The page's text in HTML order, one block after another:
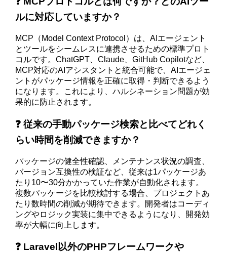
ルに対応していますか？
MCP（Model Context Protocol）は、AIエージェント
とツールをシームレスに連携させるための標準プロト
コルです。ChatGPT、Claude、GitHub Copilotなど、
MCP対応のAIアシスタントと統合可能で、AIエージェ
ントがパッケージ情報を正確に取得・判断できるよう
になります。これにより、ハルシネーション問題が効
果的に防止されます。
❓ 従来の手動パッケージ検索と比べてどれく
らい時間を削減できますか？
パッケージの健全性確認、メンテナンス状況の調査、
バージョン互換性の検証など、従来は1パッケージあ
たり10〜30分かかっていた作業が自動化されます。
複数パッケージを比較検討する場合、プロジェクトあ
たり数時間の削減が期待できます。開発者はコーディ
ングやロジック実装に集中できるようになり、開発効
率が大幅に向上します。
❓ Laravel以外のPHPフレームワークや